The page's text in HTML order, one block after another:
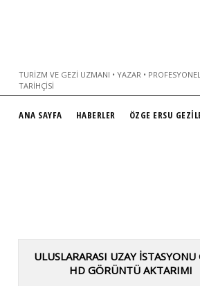
TURIZM VE GEZI UZMANI • YAZAR •
TARIHÇISI
ANA SAYFA HABERLER ÖZGE ERSU
ULUSLARARASI UZAY İSTASYONU
HD GÖRÜNTÜ AKTARIMI